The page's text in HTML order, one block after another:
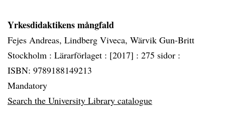
Yrkesdidaktikens mångfald
Fejes Andreas, Lindberg Viveca, Wärvik Gun-Britt
Stockholm : Lärarförlaget : [2017] : 275 sidor :
ISBN: 9789188149213
Mandatory
Search the University Library catalogue